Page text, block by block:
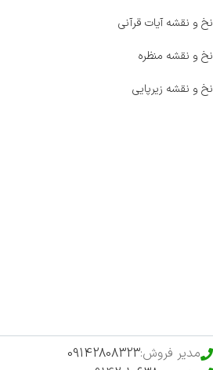
نخ و نقشه آیات قرآنی
نخ و نقشه منظره
نخ و نقشه زیرپایی
مدیر فروش:09142808323